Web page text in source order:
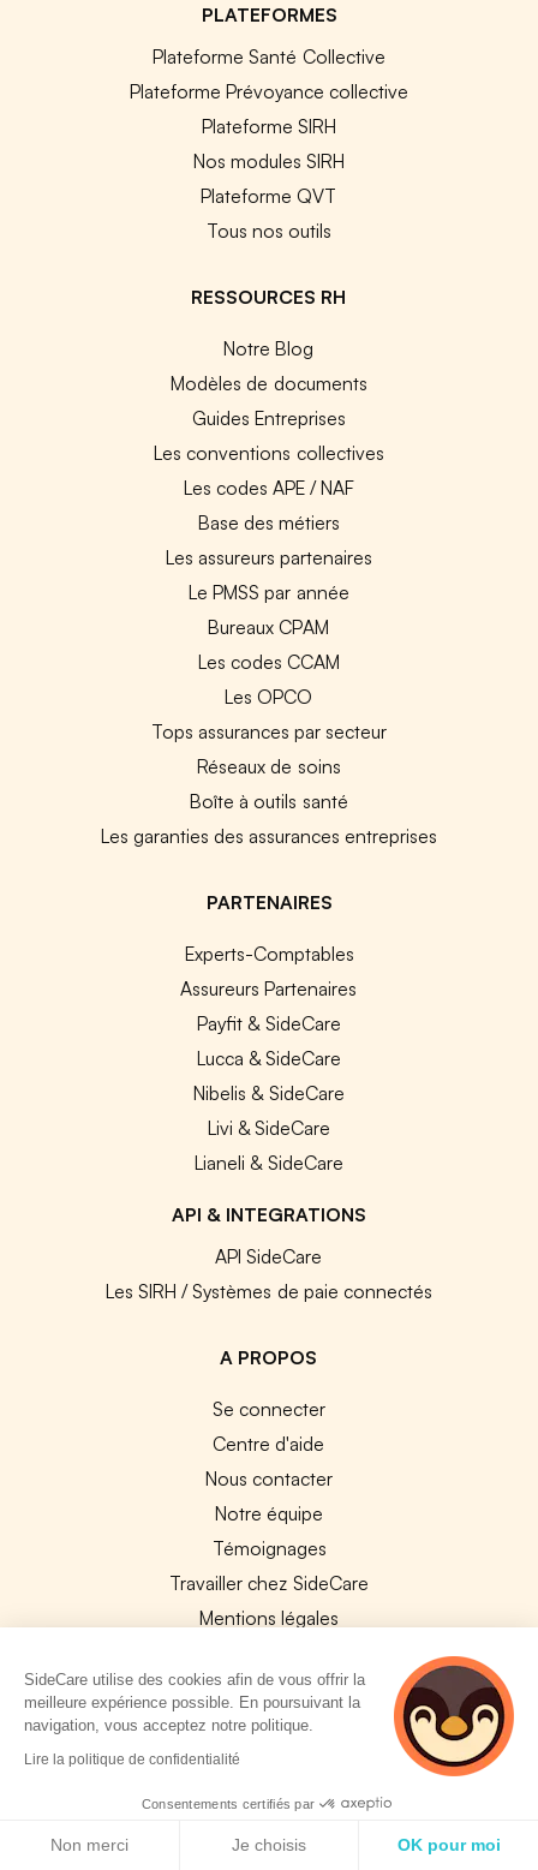
PLATEFORMES
Plateforme Santé Collective
Plateforme Prévoyance collective
Plateforme SIRH
Nos modules SIRH
Plateforme QVT
Tous nos outils
RESSOURCES RH
Notre Blog
Modèles de documents
Guides Entreprises
Les conventions collectives
Les codes APE / NAF
Base des métiers
Les assureurs partenaires
Le PMSS par année
Bureaux CPAM
Les codes CCAM
Les OPCO
Tops assurances par secteur
Réseaux de soins
Boîte à outils santé
Les garanties des assurances entreprises
PARTENAIRES
Experts-Comptables
Assureurs Partenaires
Payfit & SideCare
Lucca & SideCare
Nibelis & SideCare
Livi & SideCare
Lianeli & SideCare
API & INTEGRATIONS
API SideCare
Les SIRH / Systèmes de paie connectés
A PROPOS
Se connecter
Centre d'aide
Nous contacter
Notre équipe
Témoignages
Travailler chez SideCare
Mentions légales
Cookies
NOS APPS
Google Play
SideCare utilise des cookies afin de vous offrir la
meilleure expérience possible. En poursuivant la
navigation, vous acceptez notre politique.
Lire la politique de confidentialité
Consentements certifiés par
Non merci Je choisis OK pour moi
3 personnes
consultent
actuellement cette